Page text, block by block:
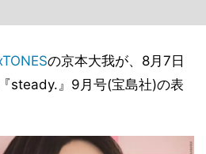
の京本大我が、8月7日
steady.』9月号(宝島社)の表